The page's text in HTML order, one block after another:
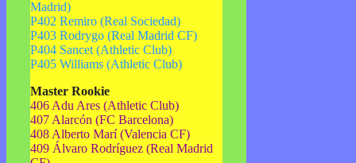
Madrid)
P402 Remiro (Real Sociedad)
P403 Rodrygo (Real Madrid CF)
P404 Sancet (Athletic Club)
P405 Williams (Athletic Club)
Master Rookie
406 Adu Ares (Athletic Club)
407 Alarcón (FC Barcelona)
408 Alberto Marí (Valencia CF)
409 Álvaro Rodríguez (Real Madrid